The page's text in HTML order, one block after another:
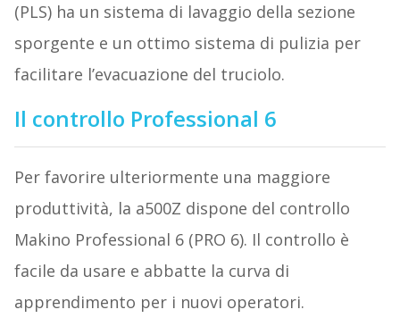
(PLS) ha un sistema di lavaggio della sezione
sporgente e un ottimo sistema di pulizia per
facilitare l’evacuazione del truciolo.
Il controllo Professional 6
Per favorire ulteriormente una maggiore
produttività, la a500Z dispone del controllo
Makino Professional 6 (PRO 6). Il controllo è
facile da usare e abbatte la curva di
apprendimento per i nuovi operatori.